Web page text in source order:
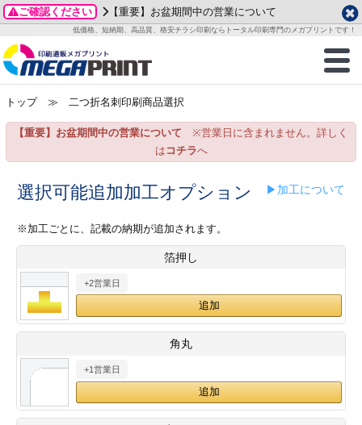
ご確認ください 【重要】お盆期間中の営業について
低価格、短納期、高品質、格安チラシ印刷ならトータル印刷専門のメガプリントです！
商品一覧
グッズ
ステッカー
ックカード印刷
業ツール印刷
＆盛り上げ印刷
ご利用ガイド
お客様へ
いて
方法
/送料について
刷
カード印刷
ックカード名刺
ムカード
型マル型印刷
ード印刷
刷
データ作成ガイド
成前に
ガイド
加工指示ガイド
テンプレート
ード印刷
名刺印刷
ックカード
ード印刷
印刷
形マル型
一覧
わせ
り
プル請求
2026年 8月
月
火 水 木 金
土
1
3
4 5 6 7
8
15
24
25 26 27
29
土
1
2 3
8 9 10 11
12
14
15 16 17 18
19
26
30
・・休業日
トップ≫ 二つ折名刺印刷商品選択
【重要】お盆期間中の営業について ※営業日に含まれません。詳しく
は コチラへ
選択可能追加加工オプション ▶加工について
※加工ごとに、記載の納期が追加されます。
箔押し
+2営業日
角丸
+1営業日